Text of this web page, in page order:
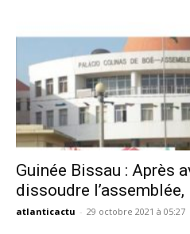
Guinée Bissau : Après
dissoudre l’assemblée,
atlanticactu - 29 octobre 2021 à 05:27